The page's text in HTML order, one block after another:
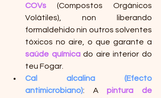
COVs (Compostos Orgánicos
Volátiles), non liberando
formaldehido nin outros solventes
saúde química do aire interior do
teu Fogar.
Cal alcalina (Efecto
antimicrobiano): A pintura de